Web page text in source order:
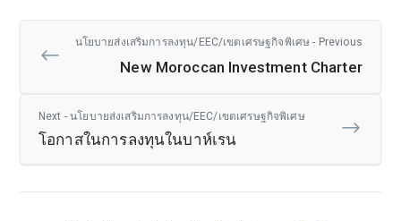
นโยบายส่งเสริมการลงทุน/EEC/เขตเศรษฐกิจพิเศษ - Previous
New Moroccan Investment Charter
Next - นโยบายส่งเสริมการลงทุน/EEC/เขตเศรษฐกิจพิเศษ
โอกาสในการลงทุนในบาห์เรน